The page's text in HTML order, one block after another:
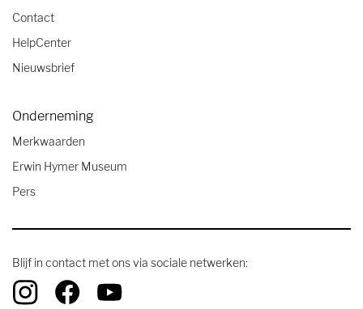
Contact
HelpCenter
Nieuwsbrief
Onderneming
Merkwaarden
Erwin Hymer Museum
Pers
Blijf in contact met ons via sociale netwerken: